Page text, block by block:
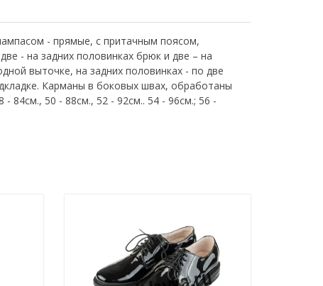
- прямые, с притачным поясом,
- на задних половинках брюк и две – на
выточке, на задних половинках - по две
Карманы в боковых швах, обработаны
84см., 50 - 88см., 52 - 92см.. 54 - 96см.; 56 -